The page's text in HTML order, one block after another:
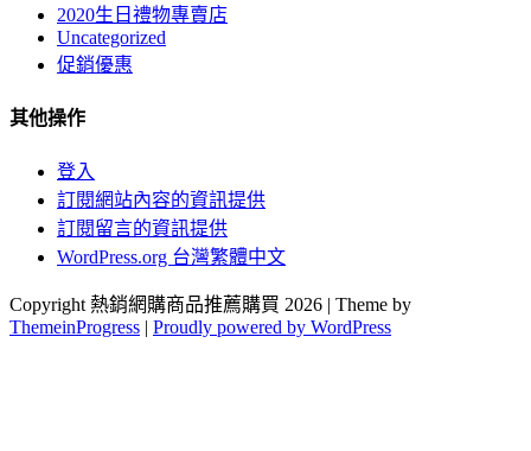
2020生日禮物專賣店
Uncategorized
促銷優惠
其他操作
登入
訂閱網站內容的資訊提供
訂閱留言的資訊提供
WordPress.org 台灣繁體中文
Copyright 熱銷網購商品推薦購買 2026 | Theme by
ThemeinProgress | Proudly powered by WordPress